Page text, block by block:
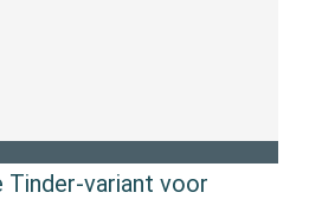
Tinder-variant voor